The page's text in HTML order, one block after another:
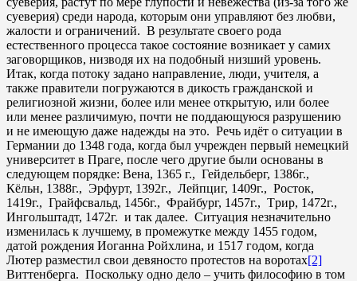
суеверия) среди народа, которым они управляют без любви,
жалости и ограничений. В результате своего рода
естественного процесса такое состояние возникает у самих
заговорщиков, низводя их на подобный низший уровень.
Итак, когда потоку задано направление, люди, учителя, а
также правители погружаются в дикость гражданской и
религиозной жизни, более или менее открытую, или более
или менее различимую, почти не поддающуюся разрушению
и не имеющую даже надежды на это. Речь идёт о ситуации в
Германии до 1348 года, когда был учрежден первый немецкий
университет в Праге, после чего другие были основаны в
следующем порядке: Вена, 1365 г., Гейдельберг, 1386г.,
Кёльн, 1388г., Эрфурт, 1392г., Лейпциг, 1409г., Росток,
1419г., Грайфсвальд, 1456г., Фрайбург, 1457г., Tрир, 1472г.,
Ингольштадт, 1472г. и так далее. Ситуация незначительно
изменилась к лучшему, в промежутке между 1455 годом,
датой рождения Иоганна Ройхлина, и 1517 годом, когда
Лютер разместил свои девяносто протестов на воротах[2]
Виттенберга. Поскольку одно дело – учить философию в том